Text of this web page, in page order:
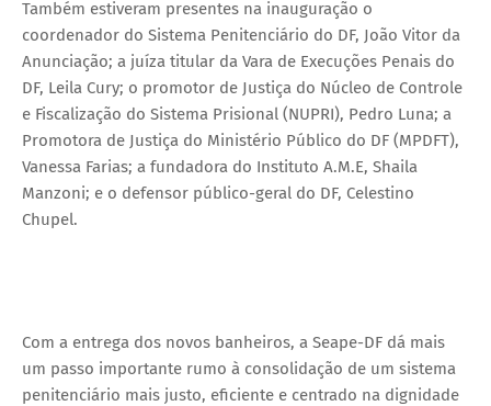
Também estiveram presentes na inauguração o
coordenador do Sistema Penitenciário do DF, João Vitor da
Anunciação; a juíza titular da Vara de Execuções Penais do
DF, Leila Cury; o promotor de Justiça do Núcleo de Controle
e Fiscalização do Sistema Prisional (NUPRI), Pedro Luna; a
Promotora de Justiça do Ministério Público do DF (MPDFT),
Vanessa Farias; a fundadora do Instituto A.M.E, Shaila
Manzoni; e o defensor público-geral do DF, Celestino
Chupel.
Com a entrega dos novos banheiros, a Seape-DF dá mais
um passo importante rumo à consolidação de um sistema
penitenciário mais justo, eficiente e centrado na dignidade